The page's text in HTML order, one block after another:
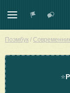
Поэмбук /
⭐